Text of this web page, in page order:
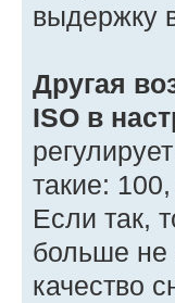
выдержку
Другая
ISO в
такие:
Если так,
больше не
качество